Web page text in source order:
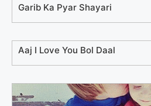
Garib Ka Pyar Shayari
Aaj I Love You Bol Daal